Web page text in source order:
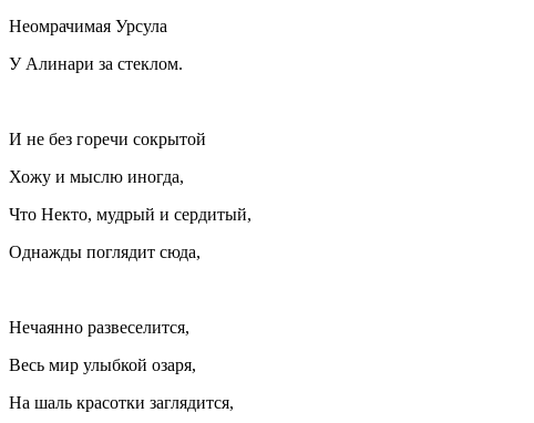
Неомрачимая Урсула
У Алинари за стеклом.
И не без горечи сокрытой
Хожу и мыслю иногда,
Что Некто, мудрый и сердитый,
Однажды поглядит сюда,
Нечаянно развеселится,
Весь мир улыбкой озаря,
На шаль красотки заглядится,